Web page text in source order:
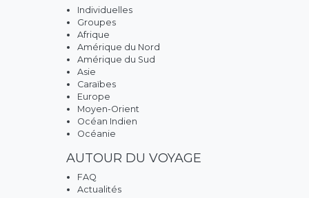
Individuelles
Groupes
Afrique
Amérique du Nord
Amérique du Sud
Asie
Caraïbes
Europe
Moyen-Orient
Océan Indien
Océanie
AUTOUR DU VOYAGE
FAQ
Actualités